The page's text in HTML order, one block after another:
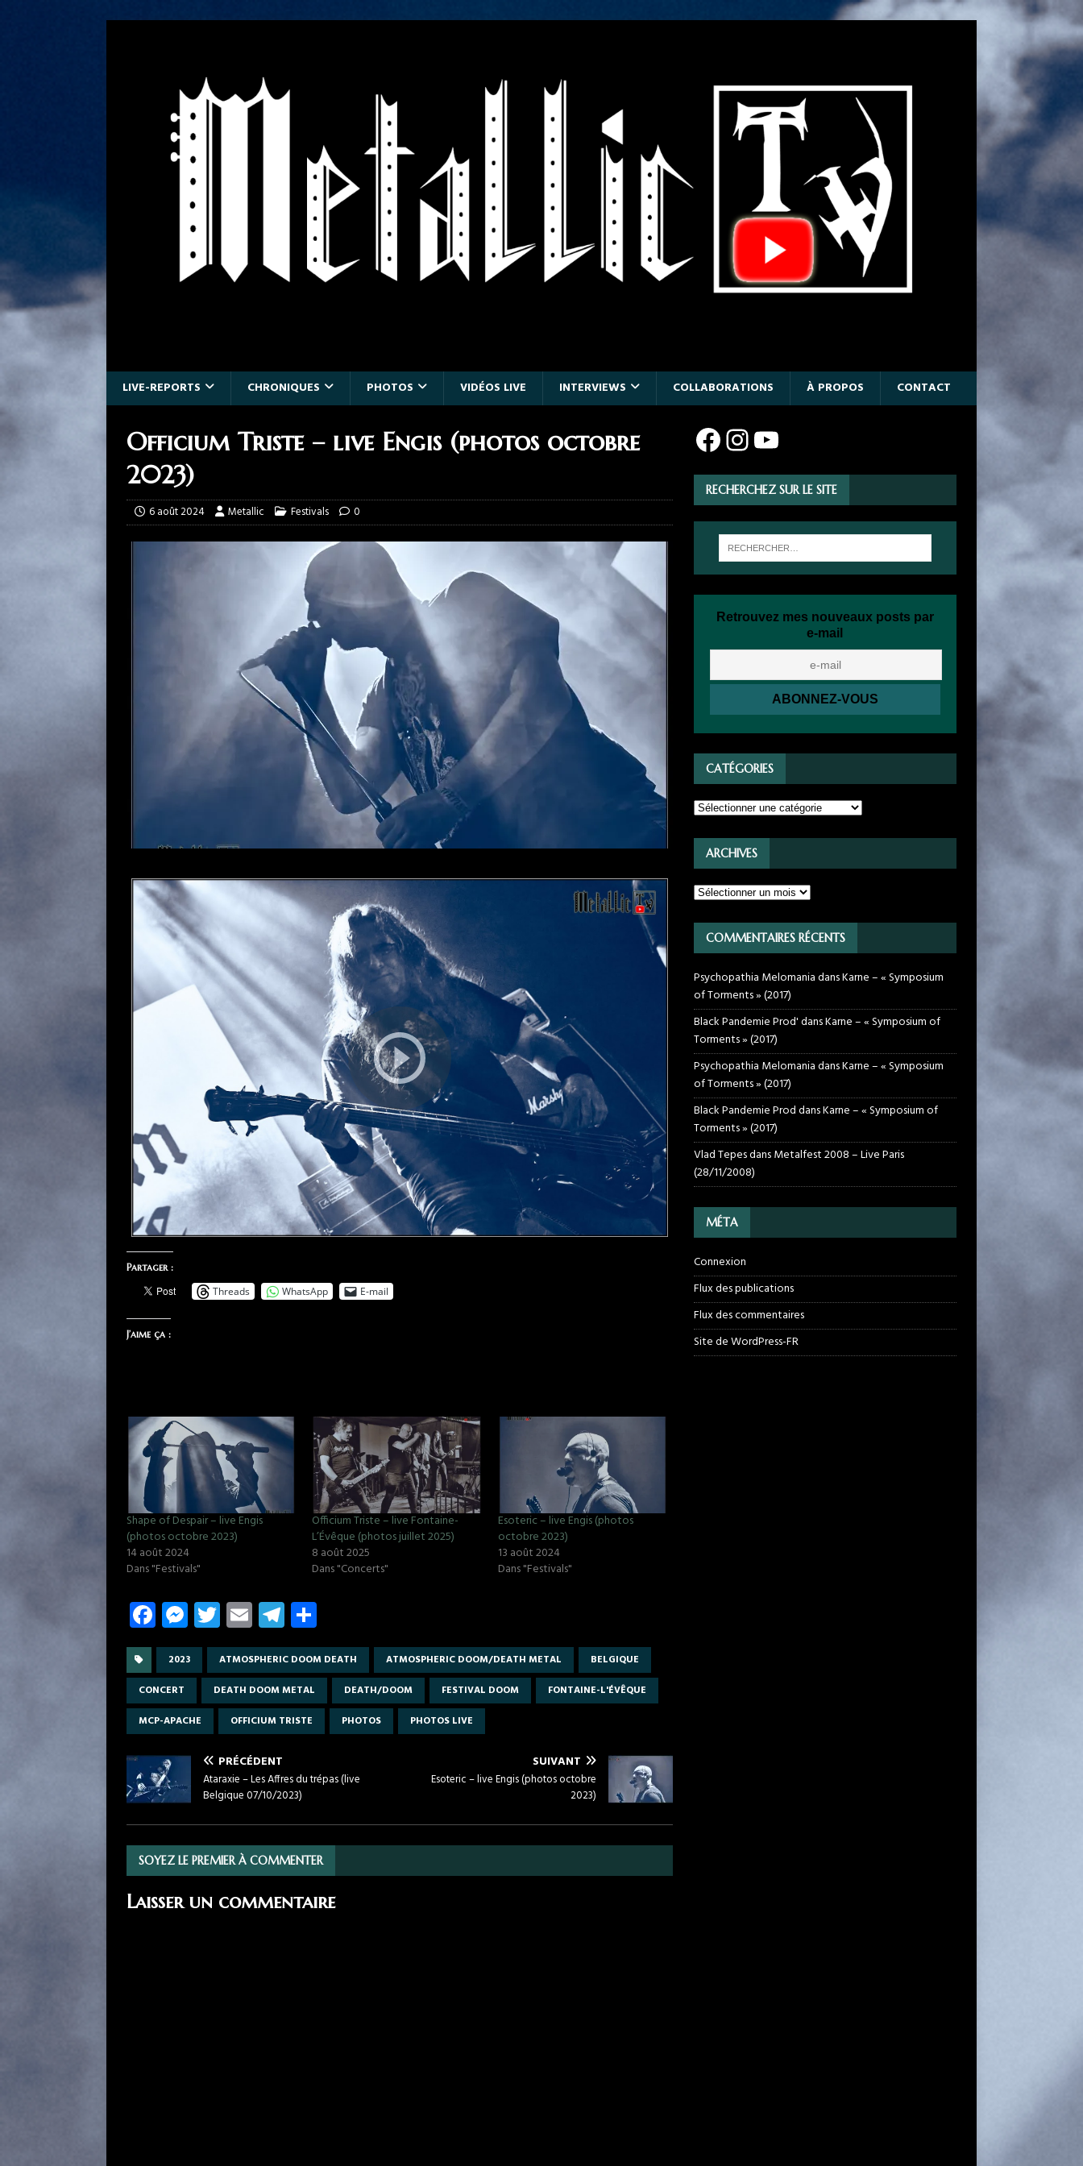
LIVE-REPORTS CHRONIQUES PHOTOS VIDÉOS LIVE INTERVIEWS COLLABORATIONS À PROPOS CONTACT
Officium Triste – live Engis (photos octobre
2023)
6 août 2024 Metallic Festivals 0
Partager :
Threads WhatsApp E-mail
J’aime ça :
Shape of Despair – live Engis
(photos octobre 2023)
14 août 2024
Dans "Festivals"
Officium Triste – live Fontaine-
L’Évêque (photos juillet 2025)
8 août 2025
Dans "Concerts"
Esoteric – live Engis (photos
octobre 2023)
13 août 2024
Dans "Festivals"
Fa
ce
b
o
o
k
M
es
se
n
g
er
T
w
it
te
r
E
m
ail
T
el
e
gr
a
m
ar
ta
g
er
2023 ATMOSPHERIC DOOM DEATH ATMOSPHERIC DOOM/DEATH METAL
BELGIQUE
CONCERT
DEATH DOOM METAL DEATH/DOOM FESTIVAL DOOM
FONTAINE-L'ÉVÊQUE
MCP-APACHE
OFFICIUM TRISTE PHOTOS PHOTOS LIVE
PRÉCÉDENT
Ataraxie – Les Affres du trépas (live
Belgique 07/10/2023)
SUIVANT
Esoteric – live Engis (photos octobre
2023)
SOYEZ LE PREMIER À COMMENTER
Laisser un commentaire
RECHERCHEZ SUR LE SITE
Retrouvez mes nouveaux posts par
e-mail
CATÉGORIES
ARCHIVES
COMMENTAIRES RÉCENTS
Psychopathia MelomaniadansKarne – « Symposium
of Torments » (2017)
Black Pandemie Prod'dansKarne – « Symposium of
Torments » (2017)
Psychopathia MelomaniadansKarne – « Symposium
of Torments » (2017)
Black Pandemie ProddansKarne – « Symposium of
Torments » (2017)
Vlad TepesdansMetalfest 2008 – Live Paris
(28/11/2008)
MÉTA
Connexion
Flux des publications
Flux des commentaires
Site de WordPress-FR